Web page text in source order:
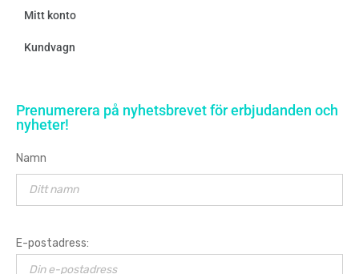
Mitt konto
Kundvagn
Prenumerera på nyhetsbrevet för erbjudanden och
nyheter!
Namn
E-postadress: